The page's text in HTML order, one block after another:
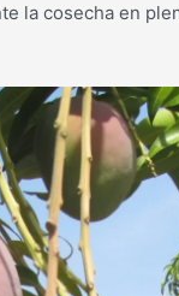
la cosecha en